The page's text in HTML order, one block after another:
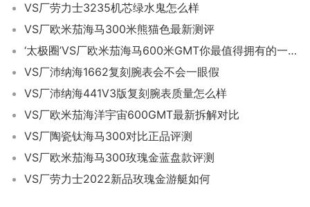
VS厂劳力士3235机芯绿水鬼怎么样
VS厂欧米茄海马300米熊猫色最新测评
‘太极圈’VS厂欧米茄海马600米GMT你最值得拥有的一款!
VS厂沛纳海1662复刻腕表会不会一眼假
VS厂沛纳海441V3版复刻腕表质量怎么样
VS厂欧米茄海洋宇宙600GMT最新拆解对比
VS厂陶瓷钛海马300对比正品评测
VS厂欧米茄海马300玫瑰金蓝盘款评测
VS厂劳力士2022新品玫瑰金游艇如何